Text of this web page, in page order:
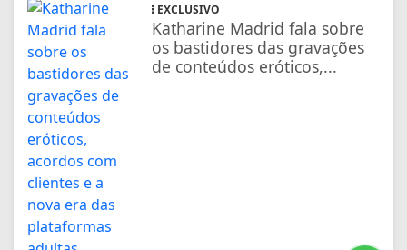
EXCLUSIVO
Katharine Madrid fala sobre
os bastidores das gravações
de conteúdos eróticos,...